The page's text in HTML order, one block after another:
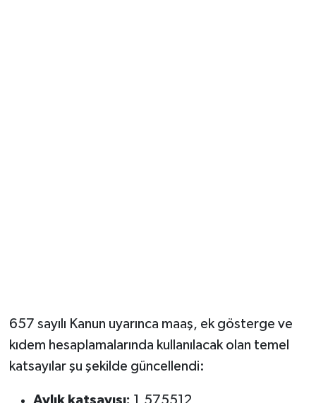
657 sayılı Kanun uyarınca maaş, ek gösterge ve
kıdem hesaplamalarında kullanılacak olan temel
katsayılar şu şekilde güncellendi:
Aylık katsayısı: 1,575512